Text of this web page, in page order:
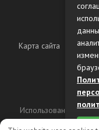
Карта сайта
Использование